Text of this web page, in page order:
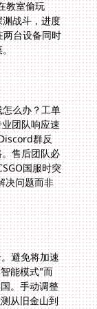
台设备同时
么办？工单
团队响应速
Discord群反
售后团队必
国服时突
决问题而非
避免将加速
智能模式"而
。手动调整
从旧金山到
。记住每次